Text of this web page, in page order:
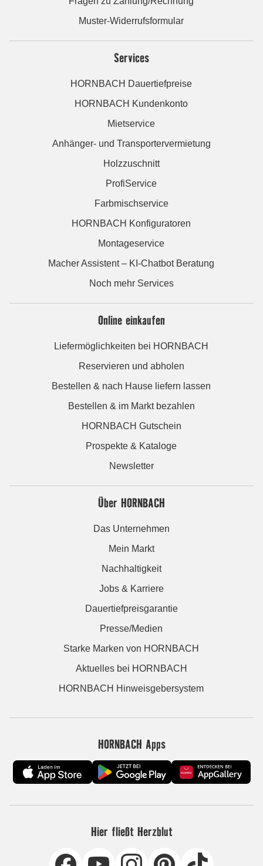
Muster-Widerrufsformular
Services
HORNBACH Dauertiefpreise
HORNBACH Kundenkonto
Mietservice
Anhänger- und Transportervermietung
Holzzuschnitt
ProfiService
Farbmischservice
HORNBACH Konfiguratoren
Montageservice
Macher Assistent – KI-Chatbot Beratung
Noch mehr Services
Online einkaufen
Liefermöglichkeiten bei HORNBACH
Reservieren und abholen
Bestellen & nach Hause liefern lassen
Bestellen & im Markt bezahlen
HORNBACH Gutschein
Prospekte & Kataloge
Newsletter
Über HORNBACH
Das Unternehmen
Mein Markt
Nachhaltigkeit
Jobs & Karriere
Dauertiefpreisgarantie
Presse/Medien
Starke Marken von HORNBACH
Aktuelles bei HORNBACH
HORNBACH Hinweisgebersystem
HORNBACH Apps
Hier fließt Herzblut